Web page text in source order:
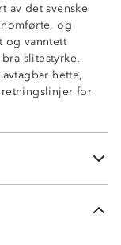
av det svenske
og
og vanntett
slitestyrke.
hette,
for